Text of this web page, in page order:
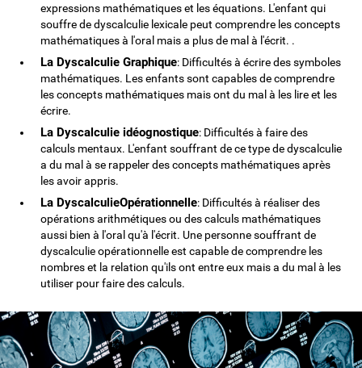
expressions mathématiques et les équations. L'enfant qui
souffre de dyscalculie lexicale peut comprendre les concepts
mathématiques à l'oral mais a plus de mal à l'écrit. .
La Dyscalculie Graphique: Difficultés à écrire des symboles
mathématiques. Les enfants sont capables de comprendre
les concepts mathématiques mais ont du mal à les lire et les
écrire.
La Dyscalculie idéognostique: Difficultés à faire des
calculs mentaux. L'enfant souffrant de ce type de dyscalculie
a du mal à se rappeler des concepts mathématiques après
les avoir appris.
La DyscalculieOpérationnelle: Difficultés à réaliser des
opérations arithmétiques ou des calculs mathématiques
aussi bien à l'oral qu'à l'écrit. Une personne souffrant de
dyscalculie opérationnelle est capable de comprendre les
nombres et la relation qu'ils ont entre eux mais a du mal à les
utiliser pour faire des calculs.